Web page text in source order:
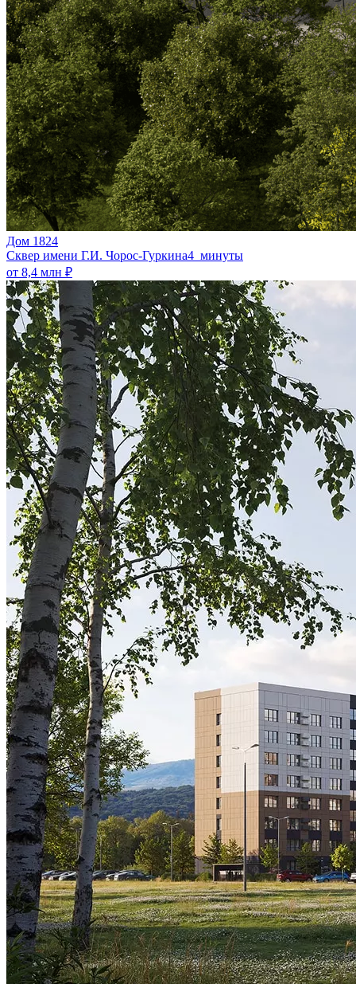
Дом 1824
Сквер имени Г.И. Чорос-Гуркина4 минуты
от 8,4 млн ₽